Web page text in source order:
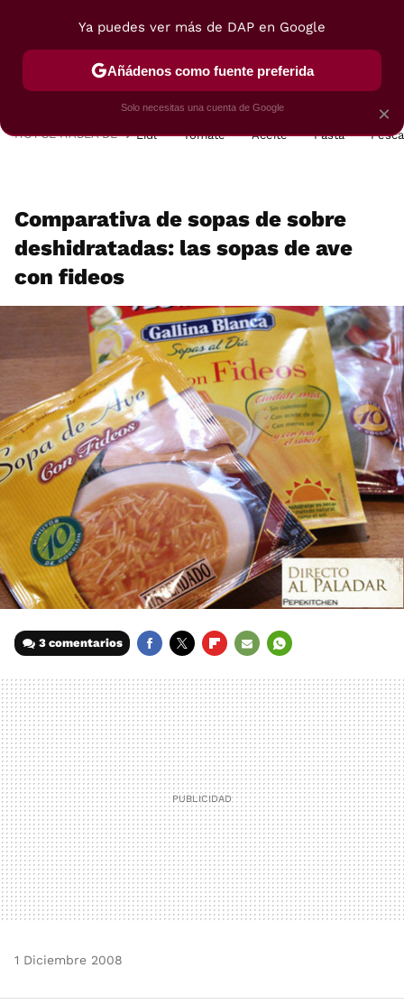
POSTRES VIAJES SELECCIÓN VEGUI
HOY SE HABLA DE Lidl Tomate Aceite Pasta
Comparativa de sopas de sobre
deshidratadas: las sopas de ave
con fideos
3 comentarios
MAIL
1 Diciembre 2008
×
Ya puedes ver más de DAP en Google
Añádenos como fuente preferida
Solo necesitas una cuenta de Google